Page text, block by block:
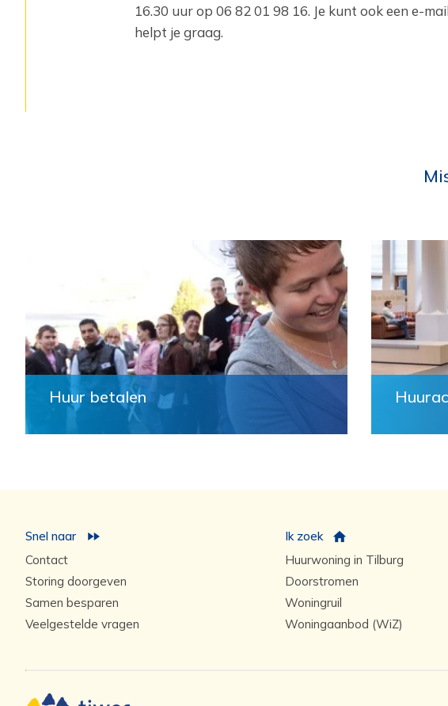
16.30 uur op 06 82 01 98 16. Je kunt ook een e-
helpt je graag.
Huur betalen
Snel naar
Contact
Storing doorgeven
Samen besparen
Veelgestelde vragen
Ik zoek
Huurwoning in Tilburg
Doorstromen
Woningruil
Woningaanbod (WiZ)